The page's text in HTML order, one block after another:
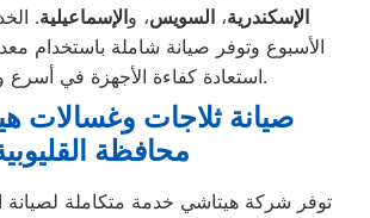
الإسكندرية،السويس، والإسماعيلية.
الأسبوع وتوفر صيانة شاملة باستخدام
استعادة كفاءة الأجهزة في أسرع وقت ممكن.
صيانة ثلاجات وغسالات
محافظة
توفر شركة هيتاشي خدمة متكاملة لصيانة